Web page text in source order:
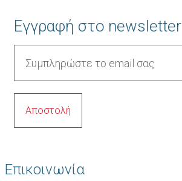
Εγγραφή στο newsletter
Επικοινωνία